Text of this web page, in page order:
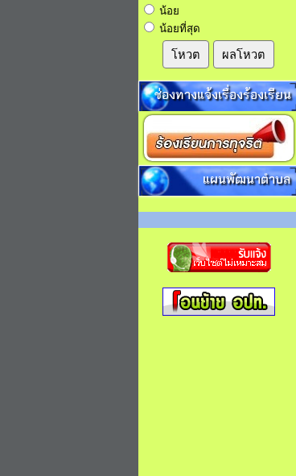
น้อย
น้อยที่สุด
โหวต ผลโหวต
ช่องทางแจ้งเรื่องร้องเรียน
แผนพัฒนาตำบล